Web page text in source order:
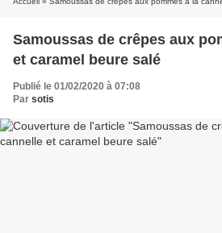
Samoussas de crêpes aux
et caramel beure salé
Publié le 01/02/2020 à 07:08
Par sotis